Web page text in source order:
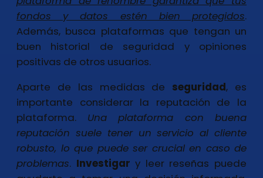
fondos y datos estén bien protegidos.
Además, busca plataformas que tengan un
buen historial de seguridad y opiniones
positivas de otros usuarios.
Aparte de las medidas de seguridad, es
importante considerar la reputación de la
plataforma. Una plataforma con buena
reputación suele tener un servicio al cliente
robusto, lo que puede ser crucial en caso de
problemas. Investigar y leer reseñas puede